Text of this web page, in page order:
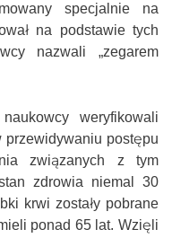
specjalnie na
na podstawie tych
nazwali „zegarem
weryfikowali
przewidywaniu postępu
związanych z tym
zdrowia niemal 30
krwi zostały pobrane
ponad 65 lat. Wzięli